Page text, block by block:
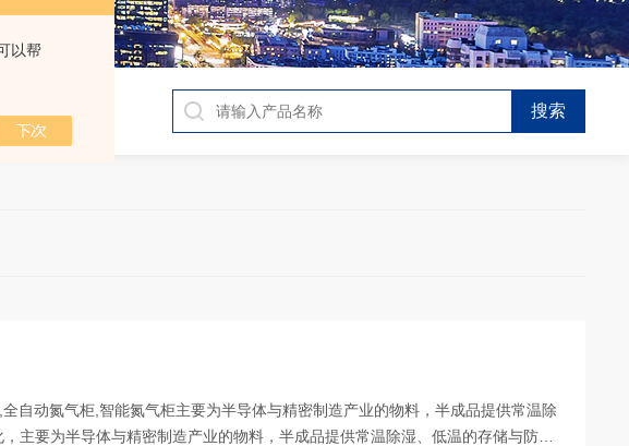
以帮
自动氮气柜,智能氮气柜主要为半导体与精密制造产业的物料，半成品提供常温除
主要为半导体与精密制造产业的物料，半成品提供常温除湿、低温的存储与防氧